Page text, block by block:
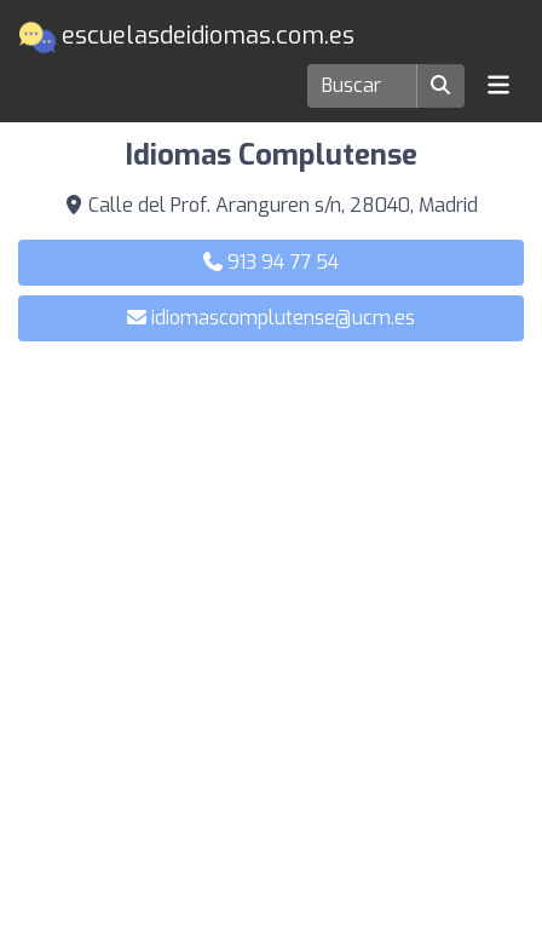
escuelasdeidiomas.com.es
Escuelas de idiomas en Madrid
Idiomas Complutense
Calle del Prof. Aranguren s/n, 28040, Madrid
913 94 77 54
idiomascomplutense@ucm.es